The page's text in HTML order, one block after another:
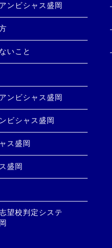
ンビシャス盛岡
いこと
ンビシャス盛岡
ビシャス盛岡
ス盛岡
盛岡
望校判定システ